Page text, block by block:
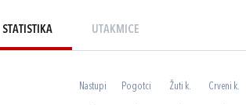
STATISTIKA UTAKMICE
Nastupi Pogotci Žuti k. Crveni k.